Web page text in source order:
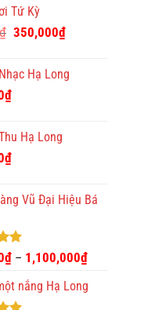
Tứ Kỳ
₫ Giá
390,000₫.
350,000₫Giá
là:
Hạ Long
₫
Hạ Long
₫
Vũ Đại Hiệu Bá
₫ – 1,100,000₫
nắng Hạ Long